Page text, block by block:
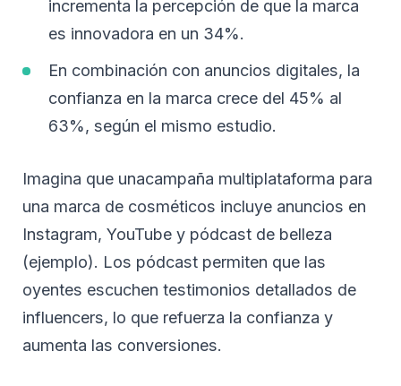
incrementa la percepción de que la marca
es innovadora en un 34%.
En combinación con anuncios digitales, la
confianza en la marca crece del 45% al
63%, según el mismo estudio.
Imagina que unacampaña multiplataforma para
una marca de cosméticos incluye anuncios en
Instagram, YouTube y pódcast de belleza
(ejemplo). Los pódcast permiten que las
oyentes escuchen testimonios detallados de
influencers, lo que refuerza la confianza y
aumenta las conversiones.